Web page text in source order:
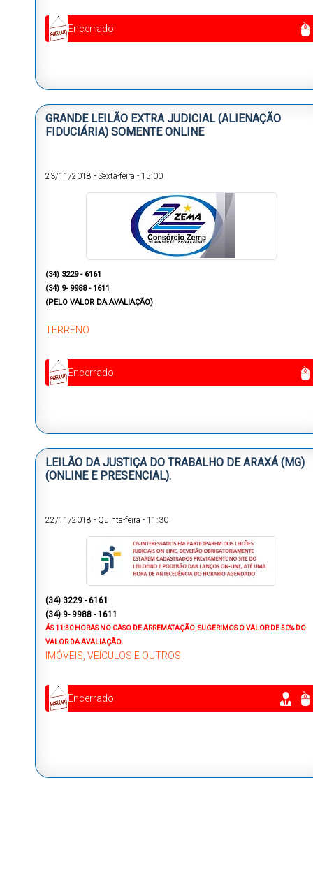
Encerrado
GRANDE LEILÃO EXTRA JUDICIAL (ALIENAÇÃO
FIDUCIÁRIA) SOMENTE ONLINE
23/11/2018 - Sexta-feira - 15:00
(34) 3229 - 6161
(34) 9- 9988 - 1611
(PELO VALOR DA AVALIAÇÃO)
TERRENO
Encerrado
LEILÃO DA JUSTIÇA DO TRABALHO DE ARAXÁ (MG)
(ONLINE E PRESENCIAL).
22/11/2018 - Quinta-feira - 11:30
(34) 3229 - 6161
(34) 9- 9988 - 1611
ÁS 11:30 HORAS NO CASO DE ARREMATAÇÃO, SUGERIMOS O VALOR DE 50% DO
VALOR DA AVALIAÇÃO.
IMÓVEIS, VEÍCULOS E OUTROS.
Encerrado